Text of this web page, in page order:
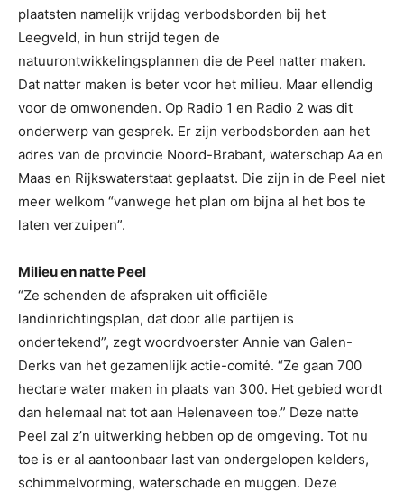
plaatsten namelijk vrijdag verbodsborden bij het
Leegveld, in hun strijd tegen de
natuurontwikkelingsplannen die de Peel natter maken.
Dat natter maken is beter voor het milieu. Maar ellendig
voor de omwonenden. Op Radio 1 en Radio 2 was dit
onderwerp van gesprek. Er zijn verbodsborden aan het
adres van de provincie Noord-Brabant, waterschap Aa en
Maas en Rijkswaterstaat geplaatst. Die zijn in de Peel niet
meer welkom “vanwege het plan om bijna al het bos te
laten verzuipen”.
Milieu en natte Peel
“Ze schenden de afspraken uit officiële
landinrichtingsplan, dat door alle partijen is
ondertekend”, zegt woordvoerster Annie van Galen-
Derks van het gezamenlijk actie-comité. “Ze gaan 700
hectare water maken in plaats van 300. Het gebied wordt
dan helemaal nat tot aan Helenaveen toe.” Deze natte
Peel zal z’n uitwerking hebben op de omgeving. Tot nu
toe is er al aantoonbaar last van ondergelopen kelders,
schimmelvorming, waterschade en muggen. Deze